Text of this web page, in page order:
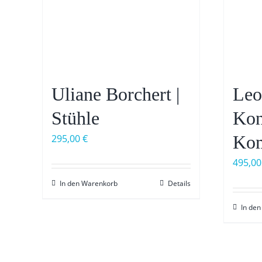
Uliane Borchert |
Stühle
295,00€
In den Warenkorb Details
In